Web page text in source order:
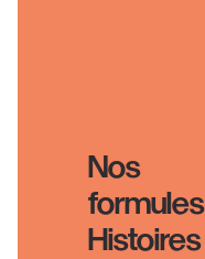
Nos
formules
Histoires